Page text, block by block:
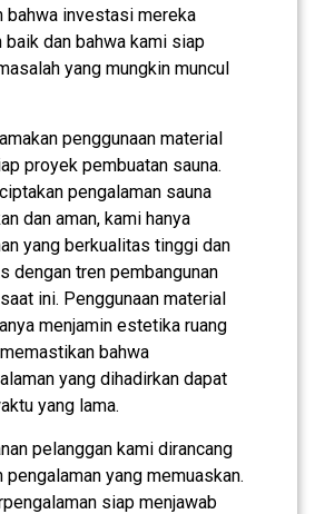
bahwa investasi mereka
dan bahwa kami siap
yang mungkin muncul
penggunaan material
proyek pembuatan sauna.
pengalaman sauna
dan aman, kami hanya
yang berkualitas tinggi dan
dengan tren pembangunan
ini. Penggunaan material
menjamin estetika ruang
bahwa
yang dihadirkan dapat
yang lama.
pelanggan kami dirancang
yang memuaskan.
siap menjawab